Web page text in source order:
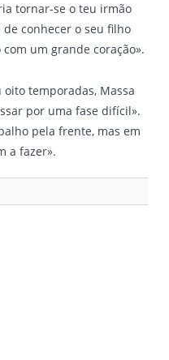
tornar-se o teu irmão
conhecer o seu filho
um grande coração».
temporadas, Massa
por uma fase difícil».
pela frente, mas em
a fazer».